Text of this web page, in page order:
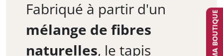
Fabriqué à partir d'un
mélange de fibres
naturelles, le tapis